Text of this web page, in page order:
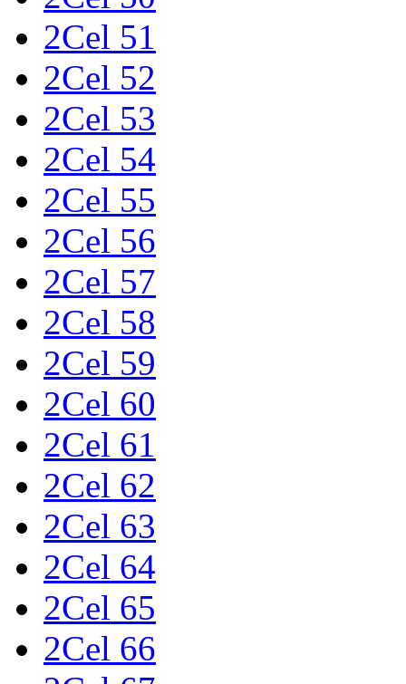
2Cel 51
2Cel 52
2Cel 53
2Cel 54
2Cel 55
2Cel 56
2Cel 57
2Cel 58
2Cel 59
2Cel 60
2Cel 61
2Cel 62
2Cel 63
2Cel 64
2Cel 65
2Cel 66